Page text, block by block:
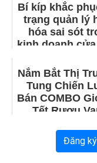
Bí kíp khắc
trạng quản lý
hóa sai sót
kinh doanh
Nắm Bắt Thị
Tung Chiến
Bán COMBO
Tết Rượu
Đăng